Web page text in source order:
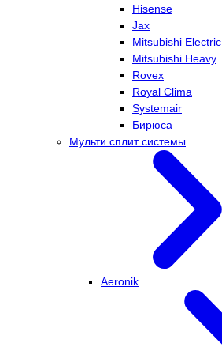
Hisense
Jax
Mitsubishi Electric
Mitsubishi Heavy
Rovex
Royal Clima
Systemair
Бирюса
Мульти сплит системы
Aeronik